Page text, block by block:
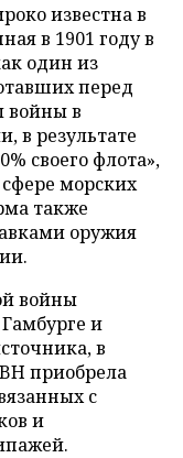
известна в
в 1901 году в
один из
перед
войны в
в результате
своего флота»,
морских
также
оружия
войны
и
в
приобрела
с
и